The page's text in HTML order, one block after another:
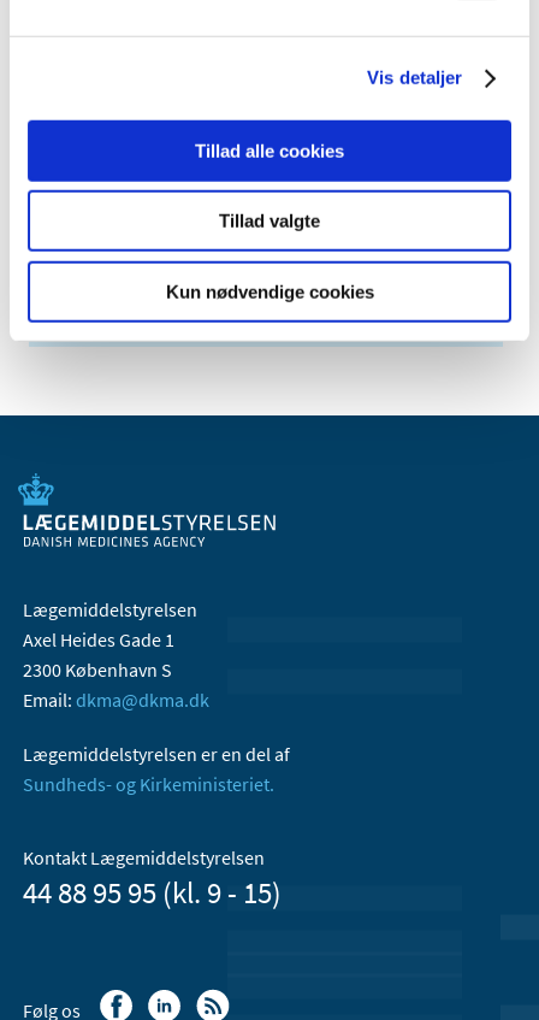
Vis detaljer
Tillad alle cookies
Tillad valgte
Kun nødvendige cookies
januar (2)
Lægemiddelstyrelsen
Axel Heides Gade 1
2300 København S
Email: dkma@dkma.dk
Lægemiddelstyrelsen er en del af
Sundheds- og Kirkeministeriet.
Kontakt Lægemiddelstyrelsen
44 88 95 95 (kl. 9 - 15)
Følg os